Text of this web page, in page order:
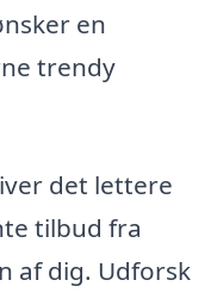
en
trendy
det lettere
tilbud fra
af dig. Udforsk